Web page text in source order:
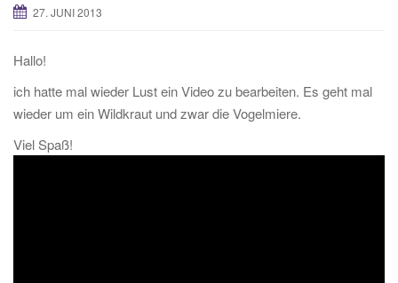
27. JUNI 2013
Hallo!
ich hatte mal wieder Lust ein Video zu bearbeiten. Es geht mal
wieder um ein Wildkraut und zwar die Vogelmiere.
Viel Spaß!